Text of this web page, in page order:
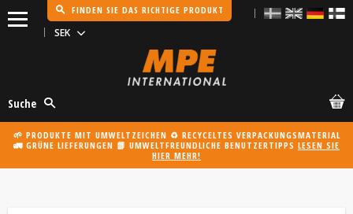
FINDEN SIE DAS RICHTIGE PRODUKT
Suche
🌱 PRODUKTE MIT UMWELTZEICHEN ♻️ RECYCELTES VERPACKUNGSMATERIAL
🚛 GRÜNE LIEFERUNGEN 📗 UMWELTFREUNDLICHE BENUTZERTIPPS LESEN SIE
HIER MEHR!